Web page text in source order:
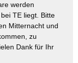
werden
TE liegt. Bitte
Mitternacht und
zu
Dank für Ihr